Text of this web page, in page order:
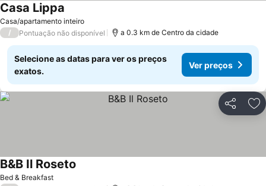
Casa/apartamento inteiro
Casa Lippa
/ Pontuação não disponível a 0.3 km de Centro da cidade
Selecione as datas para ver os preços
exatos.
Ver preços
Partilhar
Bed & Breakfast
B&B Il Roseto